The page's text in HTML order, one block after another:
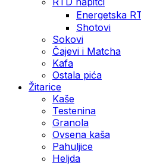
Energetska
Shotovi
Sokovi
Čajevi i Matcha
Kafa
Ostala pića
Žitarice
Kaše
Testenina
Granola
Ovsena kaša
Pahuljice
Heljda